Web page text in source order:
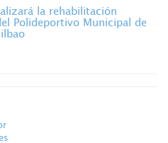
la rehabilitación
Polideportivo Municipal de